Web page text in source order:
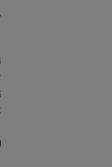
et fromages en
de la brunoise,
Il est possible de
légumes, de
pour des
et pour